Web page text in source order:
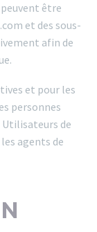
être
et des sous-
afin de
et pour les
personnes
Utilisateurs de
agents de